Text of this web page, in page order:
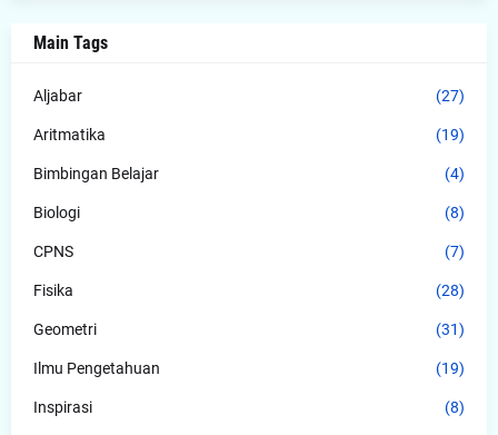
Main Tags
Aljabar (27)
Aritmatika (19)
Bimbingan Belajar (4)
Biologi (8)
CPNS (7)
Fisika (28)
Geometri (31)
Ilmu Pengetahuan (19)
Inspirasi (8)